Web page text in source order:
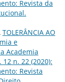
Revista da
TOLERÂNCIA AO
e
Academia
n. 22 (2020):
Revista